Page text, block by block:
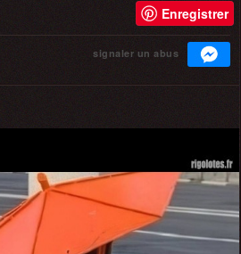
Enregistrer
signaler un abus